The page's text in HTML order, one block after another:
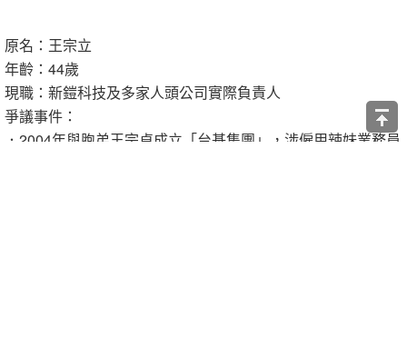
原名：王宗立
年齡：44歲
現職：新鎧科技及多家人頭公司實際負責人
爭議事件：
．2004年與胞弟王宗貞成立「台基集團」，涉僱用辣妹業務員